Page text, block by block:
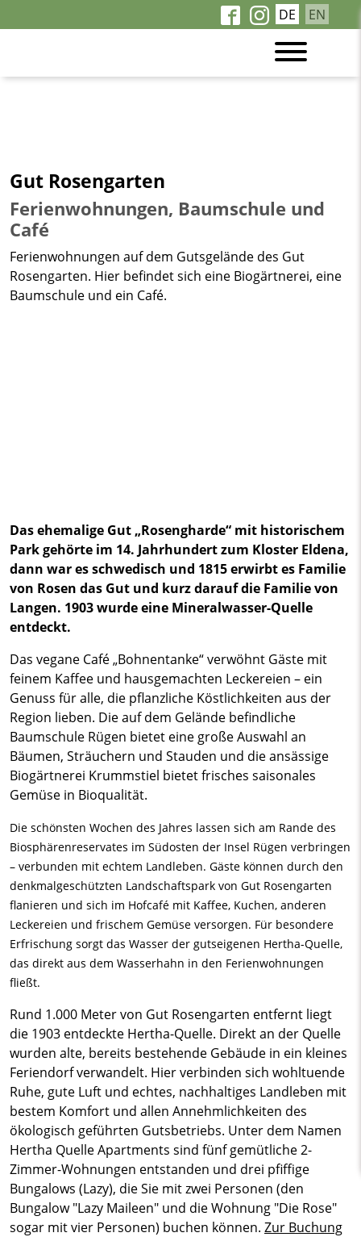
DE EN
Gut Rosengarten
Ferienwohnungen, Baumschule und
Café
Ferienwohnungen auf dem Gutsgelände des Gut
Rosengarten. Hier befindet sich eine Biogärtnerei, eine
Baumschule und ein Café.
Das ehemalige Gut „Rosengharde“ mit historischem
Park gehörte im 14. Jahrhundert zum Kloster Eldena,
dann war es schwedisch und 1815 erwirbt es Familie
von Rosen das Gut und kurz darauf die Familie von
Langen. 1903 wurde eine Mineralwasser-Quelle
entdeckt.
Das vegane Café „Bohnentanke“ verwöhnt Gäste mit
feinem Kaffee und hausgemachten Leckereien – ein
Genuss für alle, die pflanzliche Köstlichkeiten aus der
Region lieben. Die auf dem Gelände befindliche
Baumschule Rügen bietet eine große Auswahl an
Bäumen, Sträuchern und Stauden und die ansässige
Biogärtnerei Krummstiel bietet frisches saisonales
Gemüse in Bioqualität.
Die schönsten Wochen des Jahres lassen sich am Rande des
Biosphärenreservates im Südosten der Insel Rügen verbringen
– verbunden mit echtem Landleben. Gäste können durch den
denkmalgeschützten Landschaftspark von Gut Rosengarten
flanieren und sich im Hofcafé mit Kaffee, Kuchen, anderen
Leckereien und frischem Gemüse versorgen. Für besondere
Erfrischung sorgt das Wasser der gutseigenen Hertha-Quelle,
das direkt aus dem Wasserhahn in den Ferienwohnungen
fließt.
Rund 1.000 Meter von Gut Rosengarten entfernt liegt
die 1903 entdeckte Hertha-Quelle. Direkt an der Quelle
wurden alte, bereits bestehende Gebäude in ein kleines
Feriendorf verwandelt. Hier verbinden sich wohltuende
Ruhe, gute Luft und echtes, nachhaltiges Landleben mit
bestem Komfort und allen Annehmlichkeiten des
ökologisch geführten Gutsbetriebs. Unter dem Namen
Hertha Quelle Apartments sind fünf gemütliche 2-
Zimmer-Wohnungen entstanden und drei pfiffige
Bungalows (Lazy), die Sie mit zwei Personen (den
Bungalow "Lazy Maileen" und die Wohnung "Die Rose"
sogar mit vier Personen) buchen können. Zur Buchung